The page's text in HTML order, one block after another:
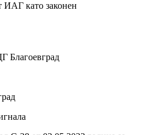
ИАГ като законен
Благоевград